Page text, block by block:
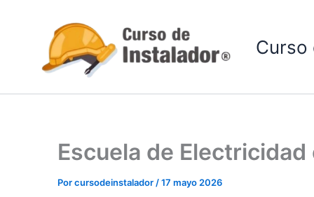
contenido
Curso
Escuela de
Porcursodeinstalador/17 mayo 2026